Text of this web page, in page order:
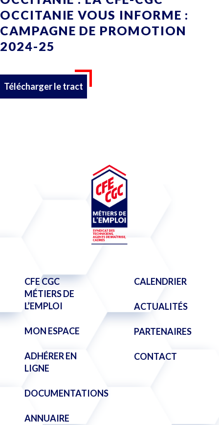
OCCITANIE VOUS INFORME :
CAMPAGNE DE PROMOTION
2024-25
Télécharger le tract
CFE CGC
MÉTIERS DE
L’EMPLOI
MON ESPACE
ADHÉRER EN
LIGNE
DOCUMENTATIONS
ANNUAIRE
CALENDRIER
ACTUALITÉS
PARTENAIRES
CONTACT